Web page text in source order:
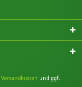
Versandkosten und ggf.